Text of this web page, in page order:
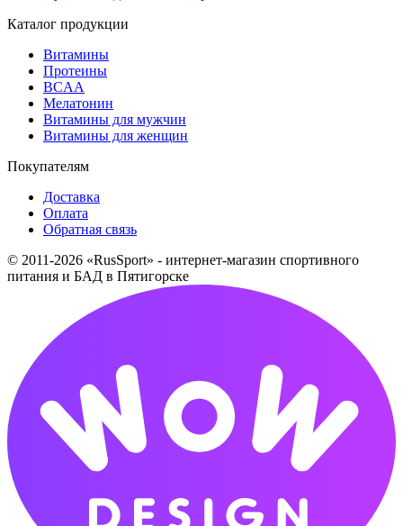
Каталог продукции
Витамины
Протеины
BCAA
Мелатонин
Витамины для мужчин
Витамины для женщин
Покупателям
Доставка
Оплата
Обратная связь
© 2011-2026 «RusSport» - интернет-магазин спортивного
питания и БАД в Пятигорске